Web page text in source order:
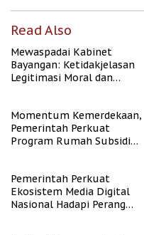
Read Also
Mewaspadai Kabinet
Bayangan: Ketidakjelasan
Legitimasi Moral dan
Momentum Kemerdekaan,
Pemerintah Perkuat
Program Rumah Subsidi
Pemerintah Perkuat
Ekosistem Media Digital
Nasional Hadapi Perang